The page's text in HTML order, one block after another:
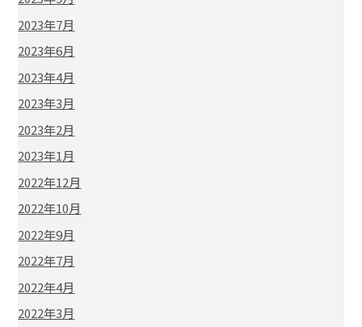
2023年7月
2023年6月
2023年4月
2023年3月
2023年2月
2023年1月
2022年12月
2022年10月
2022年9月
2022年7月
2022年4月
2022年3月